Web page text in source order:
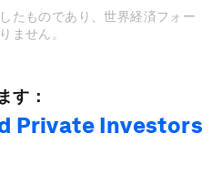
たものであり、世界経済フォー
ません。
す：
Private Investors